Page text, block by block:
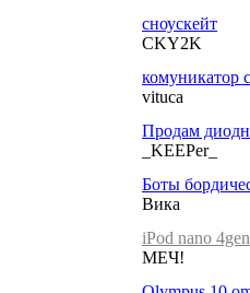
сноускейт
CKY2K
комуникатор
vituca
Продам
_KEEPer_
Боты
Вика
iPod nano
МЕЧ!